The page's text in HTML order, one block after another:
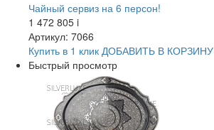
Чайный сервиз на 6 персон!
1 472 805 i
Артикул: 7066
Купить в 1 клик ДОБАВИТЬ В КОРЗИНУ
Быстрый просмотр